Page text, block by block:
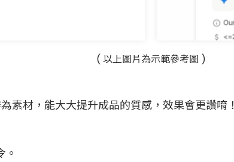
( 以上圖片為示範參考圖 )
材，能大大提升成品的質感，效果會更讚唷！
。